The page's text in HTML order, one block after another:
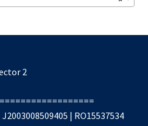
2
| RO15537534